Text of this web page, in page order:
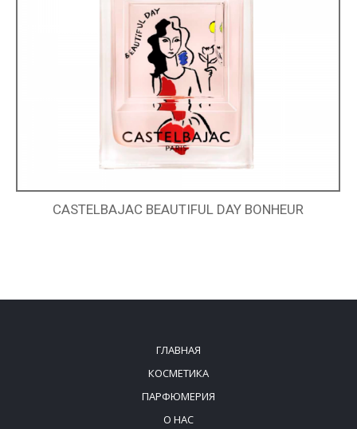
CASTELBAJAC BEAUTIFUL DAY BONHEUR
ГЛАВНАЯ
КОСМЕТИКА
ПАРФЮМЕРИЯ
О НАС